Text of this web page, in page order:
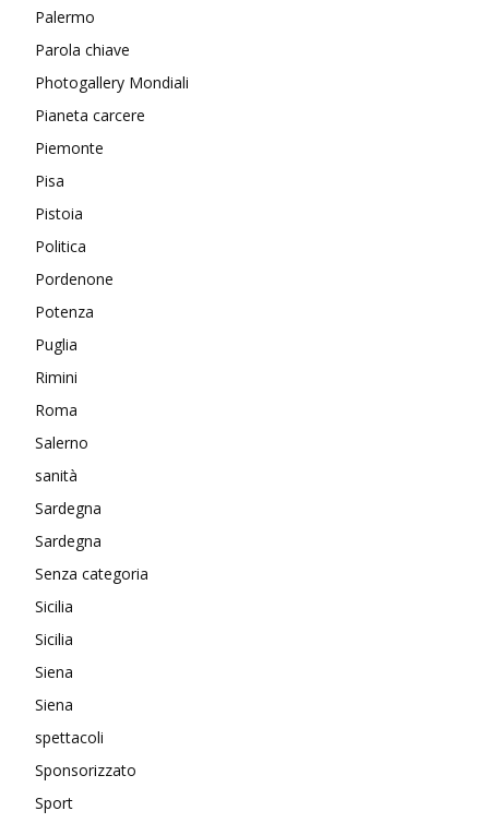
Palermo
Parola chiave
Photogallery Mondiali
Pianeta carcere
Piemonte
Pisa
Pistoia
Politica
Pordenone
Potenza
Puglia
Rimini
Roma
Salerno
sanità
Sardegna
Sardegna
Senza categoria
Sicilia
Sicilia
Siena
Siena
spettacoli
Sponsorizzato
Sport